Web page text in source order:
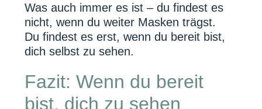
Was auch immer es ist – du findest es
nicht, wenn du weiter Masken trägst.
Du findest es erst, wenn du bereit bist,
dich selbst zu sehen.
Fazit: Wenn du bereit
bist, dich zu sehen